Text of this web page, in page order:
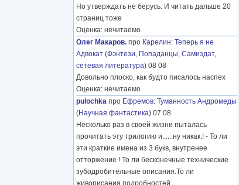
Но утверждать не берусь. И читать дальше 20
страниц тоже
Оценка: нечитаемо
Олег Макаров. про Карелин: Теперь я не
Адвокат (Фэнтези, Попаданцы, Самиздат,
сетевая литература) 08 08
Довольно плоско, как будто писалось наспех
Оценка: нечитаемо
pulochka про Ефремов: Туманность Андромеды
(Научная фантастика) 07 08
Несколько раз в своей жизни пыталась
прочитать эту трилогию и......ну никак.! - То ли
эти краткие имена из 3 букв, внутренее
отторжение ! То ли бесконечные технические
зубодробительные описания.То ли